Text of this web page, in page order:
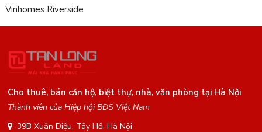
Vinhomes Riverside
Cho thuê, bán căn hộ, biệt thự, nhà, văn phòng tại Hà Nội
Thành viên của Hiệp hội BĐS Việt Nam
39B Xuân Diệu, Tây Hồ, Hà Nội